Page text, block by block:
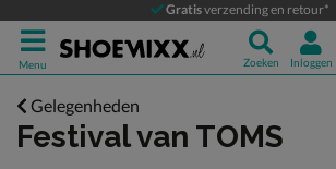
Gratisverzending en retour*
Menu Zoeken Inloggen
Gelegenheden
Festivalvan TOMS